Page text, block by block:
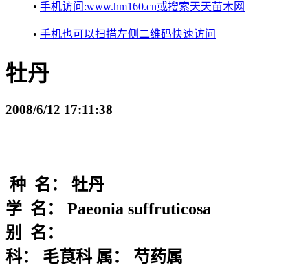
• 手机访问:www.hm160.cn或搜索天天苗木网
• 手机也可以扫描左侧二维码快速访问
牡丹
2008/6/12 17:11:38
种 名： 牡丹
学 名： Paeonia suffruticosa
别 名：
科： 毛茛科 属： 芍药属